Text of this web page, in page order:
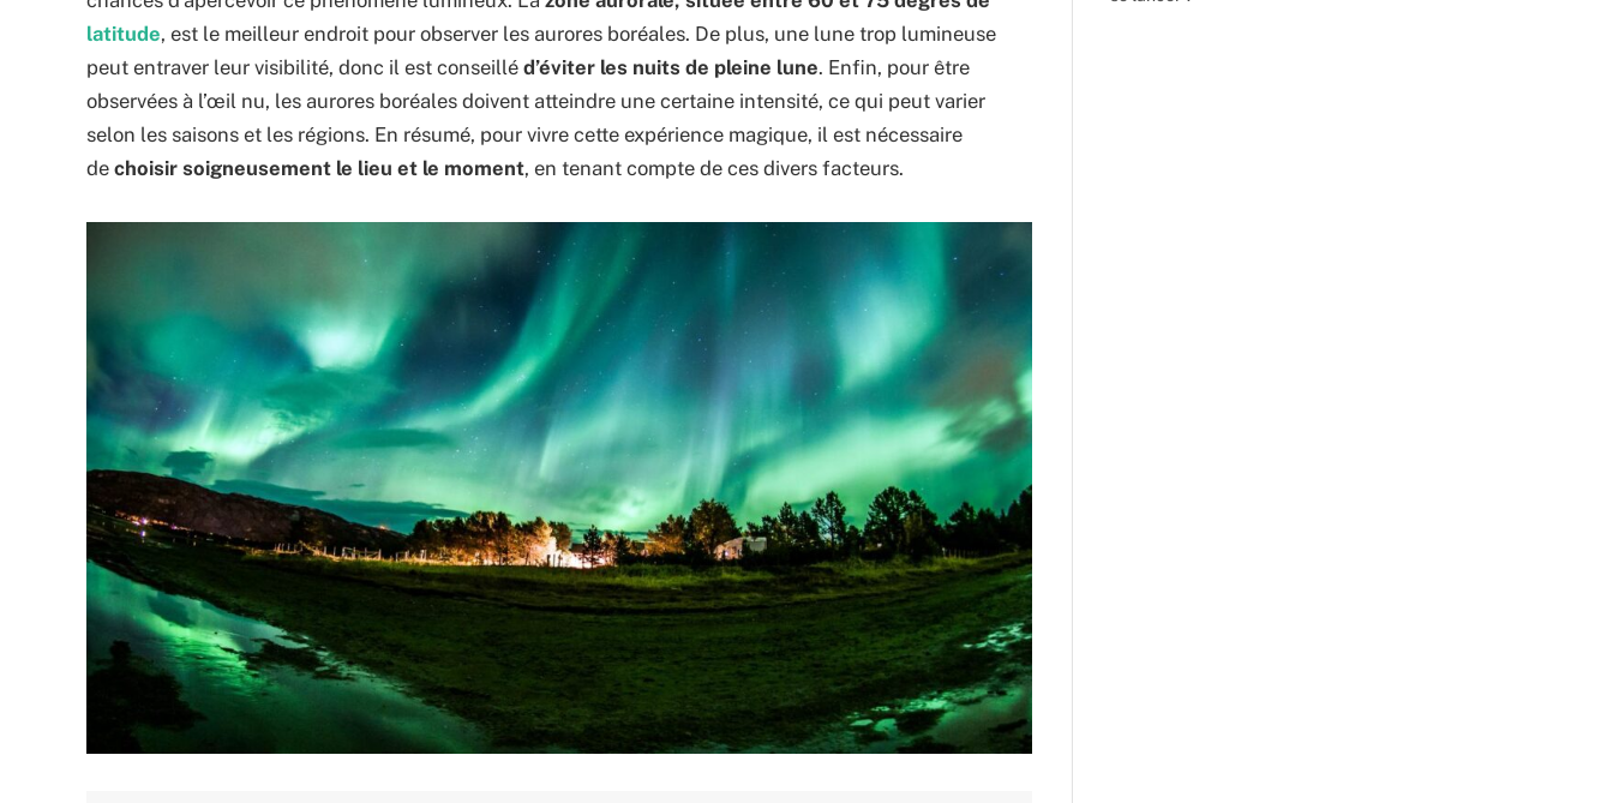
latitude, est le meilleur endroit pour observer les aurores boréales. De plus, une lune trop lumineuse
peut entraver leur visibilité, donc il est conseillé d’éviter les nuits de pleine lune. Enfin, pour être
observées à l’œil nu, les aurores boréales doivent atteindre une certaine intensité, ce qui peut varier
selon les saisons et les régions. En résumé, pour vivre cette expérience magique, il est nécessaire
de choisir soigneusement le lieu et le moment, en tenant compte de ces divers facteurs.